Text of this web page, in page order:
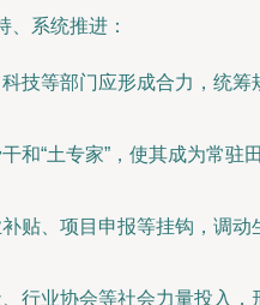
、系统推进：
技等部门应形成合力，统筹
和“土专家”，使其成为常驻
补贴、项目申报等挂钩，调动
、行业协会等社会力量投入，